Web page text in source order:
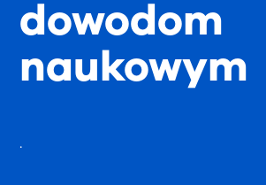
.
dowodom
naukowym